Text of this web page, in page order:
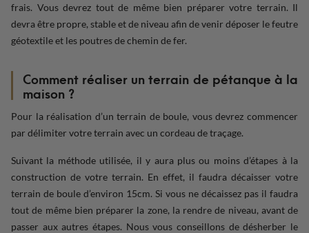
frais. Vous devrez tout de même bien préparer votre terrain. Il
devra être propre, stable et de niveau afin de venir déposer le feutre
géotextile et les poutres de chemin de fer.
Comment réaliser un terrain de pétanque à la
maison ?
Pour la réalisation d’un terrain de boule, vous devrez commencer
par délimiter votre terrain avec un cordeau de traçage.
Suivant la méthode utilisée, il y aura plus ou moins d’étapes à la
construction de votre terrain. En effet, il faudra décaisser votre
terrain de boule d’environ 15cm. Si vous ne décaissez pas il faudra
tout de même bien préparer la zone, la rendre de niveau, avant de
passer aux autres étapes. Nous vous conseillons de désherber le